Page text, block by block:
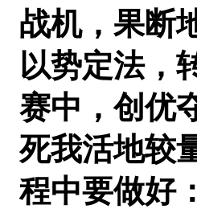
战机，果断
以势定法，
赛中，创优
死我活地较
程中要做好：